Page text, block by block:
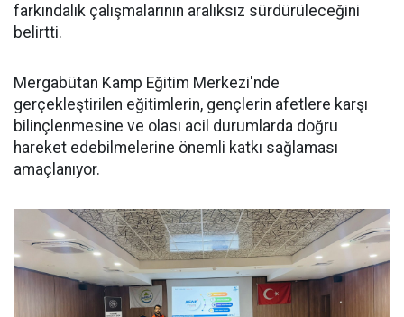
farkındalık çalışmalarının aralıksız sürdürüleceğini
belirtti.
Mergabütan Kamp Eğitim Merkezi'nde
gerçekleştirilen eğitimlerin, gençlerin afetlere karşı
bilinçlenmesine ve olası acil durumlarda doğru
hareket edebilmelerine önemli katkı sağlaması
amaçlanıyor.